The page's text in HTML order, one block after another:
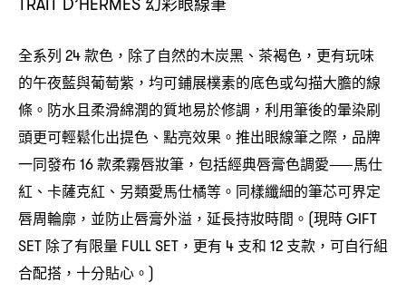
全系列 24款色 ， 除了自然的木炭黑、茶褐色 ， 更有玩味
的午夜藍與葡萄紫 ， 均可鋪展樸素的底色或勾描大膽的線
條。防水且柔滑綿潤的質地易於修調 ， 利用筆後的暈染刷
頭更可輕鬆化出提色、點亮效果。推出眼線筆之際 ， 品牌
一同發布 16款柔霧唇妝筆 ， 包括經典唇膏色調愛⸺馬仕
紅、卡薩克紅、另類愛馬仕橘等。同樣纖細的筆芯可界定
唇周輪廓 ， 並防止唇膏外溢 ， 延長持妝時間。 (現時GIFT
SET 除了有限量 FULL SET， 更有 4 支和 12 支款 ， 可自行組
合配搭 ， 十分貼心。 )